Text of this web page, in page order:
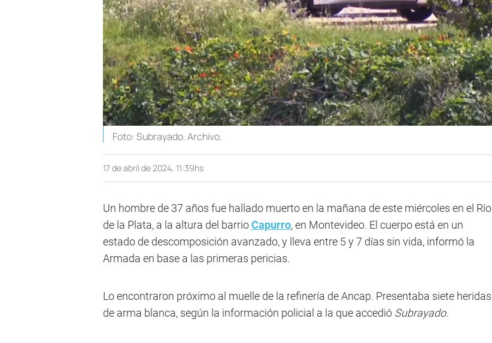
Foto: Subrayado. Archivo.
17 de abril de 2024, 11:39hs
Un hombre de 37 años fue hallado muerto en la mañana de este miércoles en el Río
de la Plata, a la altura del barrioCapurro, en Montevideo. El cuerpo está en un
estado de descomposición avanzado, y lleva entre 5 y 7 días sin vida, informó la
Armada en base a las primeras pericias.
Lo encontraron próximo al muelle de la refinería de Ancap. Presentaba siete heridas
de arma blanca, según la información policial a la que accedió Subrayado.